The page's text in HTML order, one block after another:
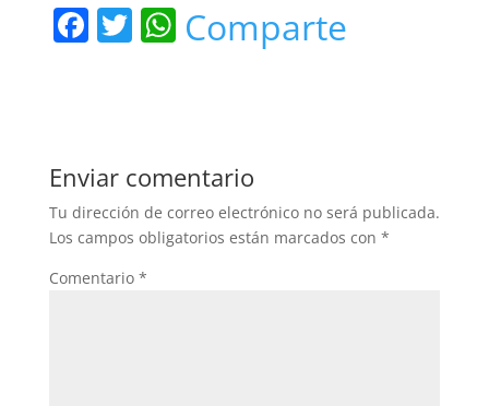
F
b
o
o
k
T W
A
p
p
Comparte
Enviar comentario
Tu dirección de correo electrónico no será publicada.
Los campos obligatorios están marcados con *
Comentario *